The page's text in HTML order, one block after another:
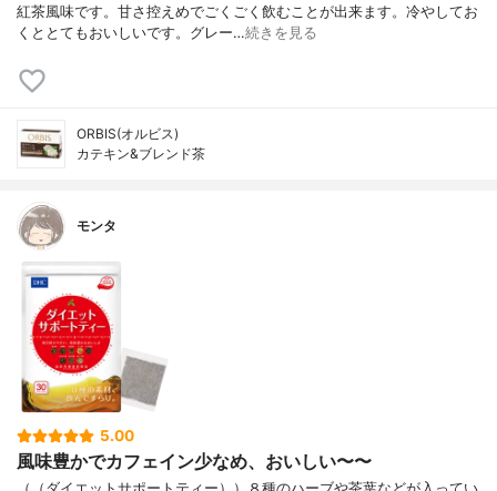
紅茶風味です。甘さ控えめでごくごく飲むことが出来ます。冷やしてお
くととてもおいしいです。グレー…続きを見る
ORBIS(オルビス)
カテキン&ブレンド茶
モンタ
5.00
風味豊かでカフェイン少なめ、おいしい〜〜